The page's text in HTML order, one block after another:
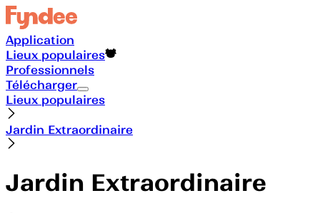
Application
Lieux populaires
Professionnels
Télécharger
Lieux populaires
Jardin Extraordinaire
Jardin Extraordinaire